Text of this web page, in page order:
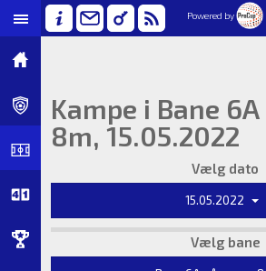
Powered by
Kampe i Bane
8m, 15.05.2022
Vælg dato
15.05.2022
Vælg bane